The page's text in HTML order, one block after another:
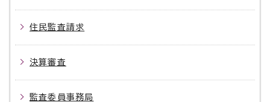
住民監査請求
決算審査
監査委員事務局